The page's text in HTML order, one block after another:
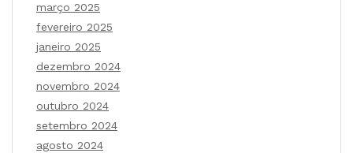
março 2025
fevereiro 2025
janeiro 2025
dezembro 2024
novembro 2024
outubro 2024
setembro 2024
agosto 2024